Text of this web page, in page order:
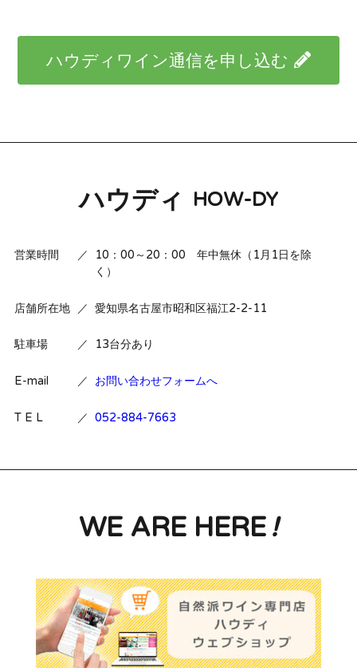
ハウディワイン通信を申し込む
ハウディ HOW-DY
営業時間 ／
10：00～20：00 年中無休（1月1日を除
く）
店舗所在地 ／ 愛知県名古屋市昭和区福江2-2-11
駐車場 ／ 13台分あり
E-mail ／ お問い合わせフォームへ
T E L ／ 052-884-7663
WE ARE HERE!